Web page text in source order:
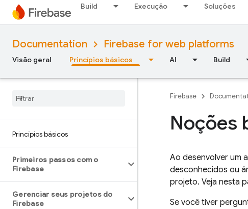
Build Execução Soluções
Documentation Firebase for web platforms
Visão geral Princípios básicos AI Build
Princípios básicos
Primeiros passos com o
Firebase
Gerenciar seus projetos do
Firebase
Firebase
Noções
Ao desenvolver um
desconhecidos ou
projeto. Veja nesta
Se você tiver